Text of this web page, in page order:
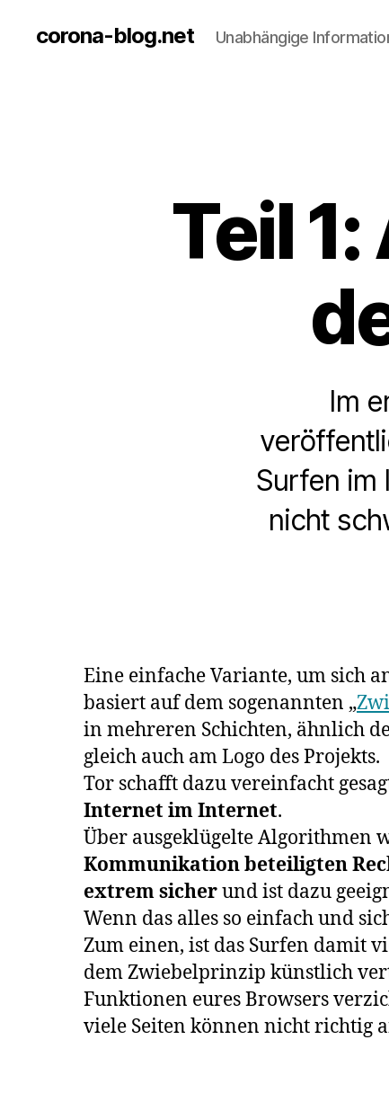
corona-blog.net Unabhängige
Teil
Im
Surfen im
nicht
Eine einfache Variante, um sich
basiert auf dem sogenannten „
in mehreren Schichten, ähnlich
gleich auch am Logo des Projekts.
Tor schafft dazu vereinfacht
Internet im Internet.
Über ausgeklügelte Algorithmen
Kommunikation beteiligten
extrem sicherund ist dazu
Wenn das alles so einfach und
Zum einen, ist das Surfen damit
dem Zwiebelprinzip künstlich
Funktionen eures Browsers
viele Seiten können nicht richtig